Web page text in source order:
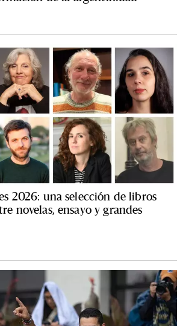
2026: una selección de libros
novelas, ensayo y grandes